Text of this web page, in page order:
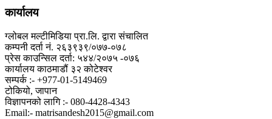
कार्यालय
ग्लोबल मल्टीमिडिया प्रा.लि. द्वारा संचालित
कम्पनी दर्ता नं. २६३९३९/०७७-०७८
प्रेस काउन्सिल दर्ता: ५४४/२०७५ -०७६
कार्यालय काठमाडौं ३२ कोटेश्वर
सम्पर्क :- +977-01-5149469
टोकियो, जापान
विज्ञापनको लागि :- 080-4428-4343
Email:- matrisandesh2015@gmail.com